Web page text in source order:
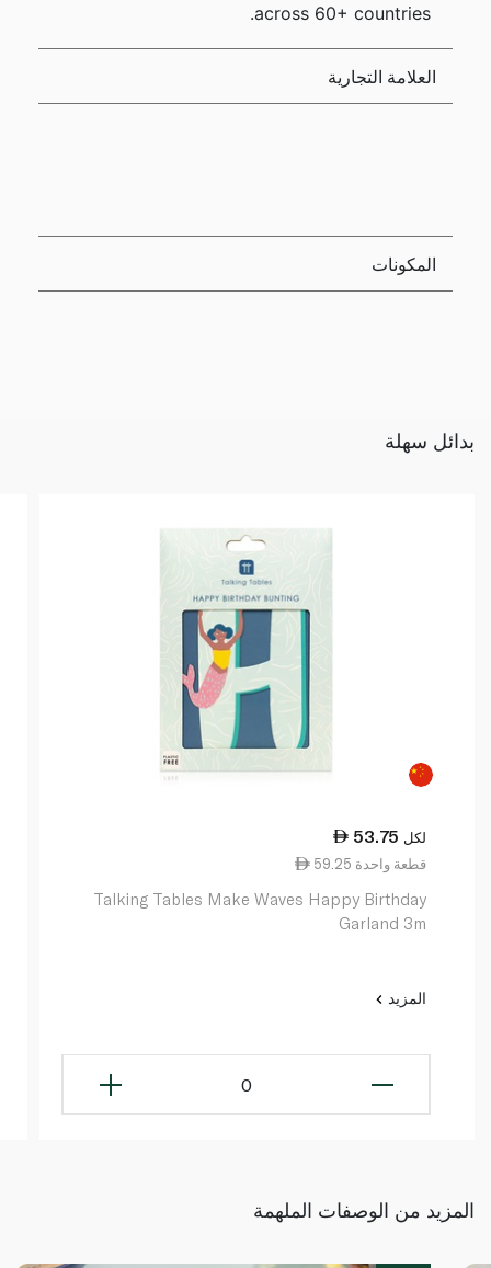
across 60+ countries.
العلامة التجارية
المكونات
بدائل سهلة
53.75 لكل
59.25 قطعة واحدة
Talking Tables Make Waves Happy Birthday
Garland 3m
المزيد
0
المزيد من الوصفات الملهمة